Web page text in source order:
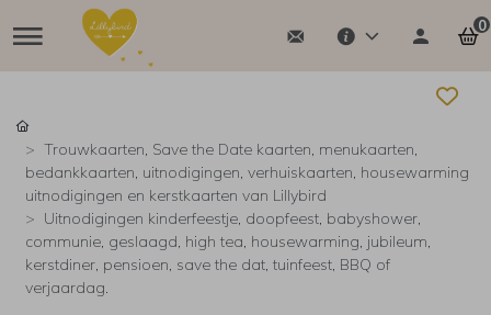
0
Trouwkaarten, Save the Date kaarten, menukaarten,
bedankkaarten, uitnodigingen, verhuiskaarten, housewarming
uitnodigingen en kerstkaarten van Lillybird
Uitnodigingen kinderfeestje, doopfeest, babyshower,
communie, geslaagd, high tea, housewarming, jubileum,
kerstdiner, pensioen, save the dat, tuinfeest, BBQ of
verjaardag.